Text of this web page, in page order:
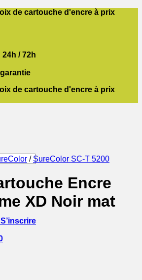
de cartouche d'encre à prix
/ 72h
de cartouche d'encre à prix
/ SureColor SC-T 5200
Encre
XD Noir mat